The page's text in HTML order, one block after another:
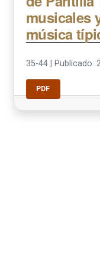
musicales
música
35-44 Publicado:
PDF